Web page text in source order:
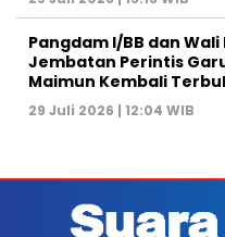
Pangdam I/BB dan
Jembatan Perintis
Maimun Kembali
29 Juli 2026 | 12:04 WIB